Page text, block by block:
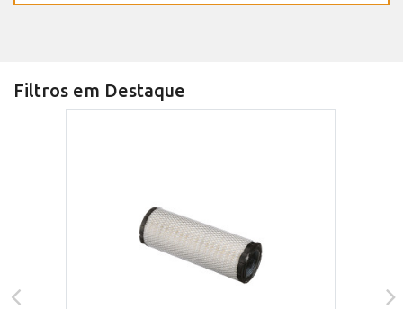
Filtros em Destaque